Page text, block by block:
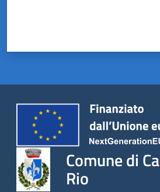
Comune di
Rio